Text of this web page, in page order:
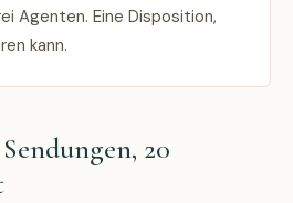
Agenten. Eine Disposition,
kann.
20